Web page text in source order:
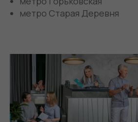
метро Старая Деревня